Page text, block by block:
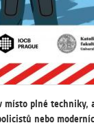
účelem
Zpravidla
aplikace
plné techniky,
nebo